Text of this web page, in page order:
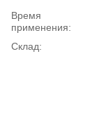
Время
применения:
Склад: